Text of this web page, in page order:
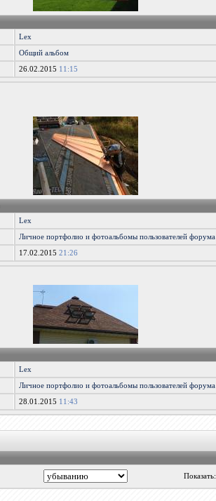
Lex
Общий альбом
26.02.2015 11:15
Lex
Личное портфолио и фотоальбомы пользователей форума
17.02.201521:26
Lex
Личное портфолио и фотоальбомы пользователей форума
28.01.2015 11:43
Показать: